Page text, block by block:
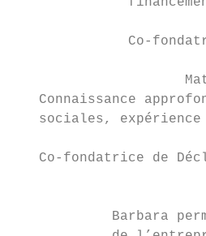
Co-
Connaissance
sociales,
Co-fondatrice de
Barbara